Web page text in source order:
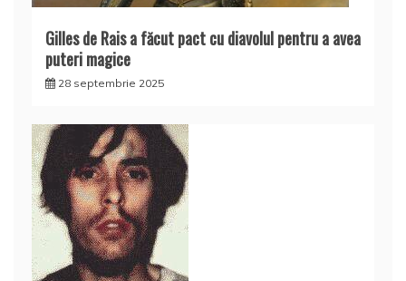
Gilles de Rais a făcut pact cu diavolul pentru a avea
puteri magice
28 septembrie 2025